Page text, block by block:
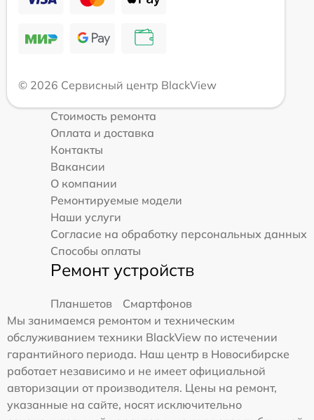
© 2026 Сервисный центр BlackView
Стоимость ремонта
Оплата и доставка
Контакты
Вакансии
О компании
Ремонтируемые модели
Наши услуги
Согласие на обработку персональных данных
Способы оплаты
Ремонт устройств
Планшетов
Смартфонов
Мы занимаемся ремонтом и техническим
обслуживанием техники BlackView по истечении
гарантийного периода. Наш центр в Новосибирске
работает независимо и не имеет официальной
авторизации от производителя. Цены на ремонт,
указанные на сайте, носят исключительно